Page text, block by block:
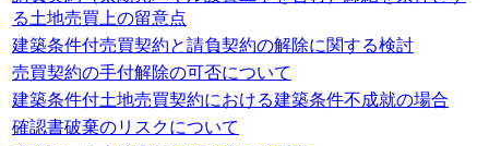
る土地売買上の留意点
建築条件付売買契約と請負契約の解除に関する検討
売買契約の手付解除の可否について
建築条件付土地売買契約における建築条件不成就の場合
確認書破棄のリスクについて